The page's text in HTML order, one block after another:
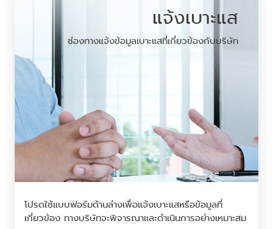
แจ้งเบาะแส
ช่องทางแจ้งข้อมูลเบาะแสที่เกี่ยวข้องกับบริษัท
โปรดใช้แบบฟอร์มด้านล่างเพื่อแจ้งเบาะแสหรือข้อมูลที่
เกี่ยวข้อง ทางบริษัทจะพิจารณาและดำเนินการอย่างเหมาะสม